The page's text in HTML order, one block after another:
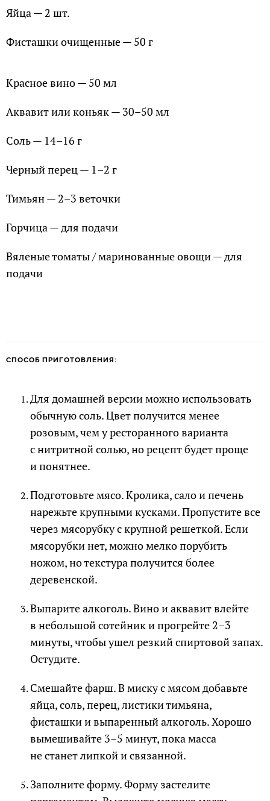
Яйца — 2 шт.
Фисташки очищенные — 50 г
Красное вино — 50 мл
Аквавит или коньяк — 30–50 мл
Соль — 14–16 г
Черный перец — 1–2 г
Тимьян — 2–3 веточки
Горчица — для подачи
Вяленые томаты / маринованные овощи — для
подачи
СПОСОБ ПРИГОТОВЛЕНИЯ:
Для домашней версии можно использовать
обычную соль. Цвет получится менее
розовым, чем у ресторанного варианта
с нитритной солью, но рецепт будет проще
и понятнее.
Подготовьте мясо. Кролика, сало и печень
нарежьте крупными кусками. Пропустите все
через мясорубку с крупной решеткой. Если
мясорубки нет, можно мелко порубить
ножом, но текстура получится более
деревенской.
Выпарите алкоголь. Вино и аквавит влейте
в небольшой сотейник и прогрейте 2–3
минуты, чтобы ушел резкий спиртовой запах.
Остудите.
Смешайте фарш. В миску с мясом добавьте
яйца, соль, перец, листики тимьяна,
фисташки и выпаренный алкоголь. Хорошо
вымешивайте 3–5 минут, пока масса
не станет липкой и связанной.
Заполните форму. Форму застелите